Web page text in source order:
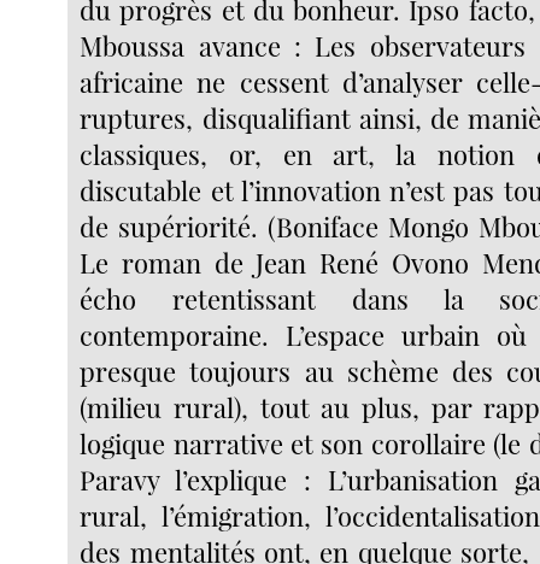
du progrès et du bonheur. Ipso
Mboussa avance : Les
africaine ne cessent d’analyser
ruptures, disqualifiant ainsi, de
classiques, or, en art, la notion
discutable et l’innovation n’est pas
de supériorité. (Boniface Mongo
Le roman de Jean René Ovono
écho retentissant dans la
contemporaine. L’espace urbain
presque toujours au schème des
(milieu rural), tout au plus, par
logique narrative et son corollaire (le
Paravy l’explique : L’urbanisation
rural, l’émigration,
des mentalités ont, en quelque sorte,